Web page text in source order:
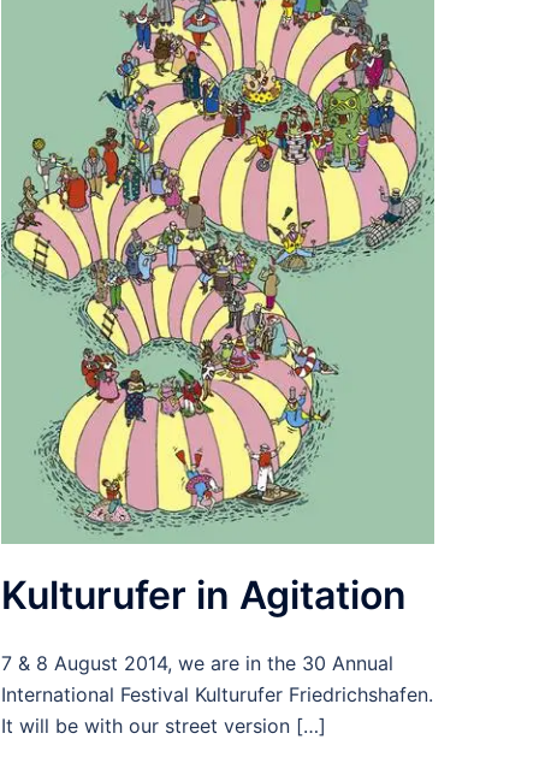
Kulturufer in Agitation
7 & 8 August 2014, we are in the 30 Annual
International Festival Kulturufer Friedrichshafen.
It will be with our street version […]